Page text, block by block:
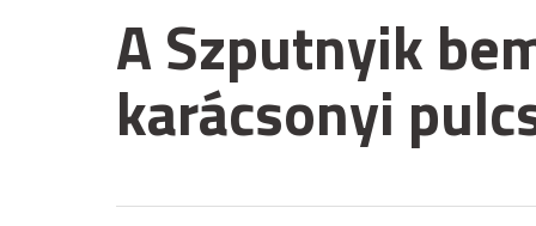
A Szputnyik
karácsonyi